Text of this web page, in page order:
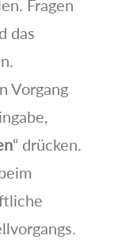
Fragen
das
Vorgang
“ drücken.